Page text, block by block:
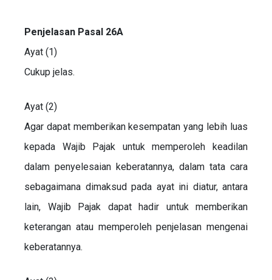
Penjelasan Pasal 26A
Ayat (1)
Cukup jelas.
Ayat (2)
Agar dapat memberikan kesempatan yang lebih luas
kepada Wajib Pajak untuk memperoleh keadilan
dalam penyelesaian keberatannya, dalam tata cara
sebagaimana dimaksud pada ayat ini diatur, antara
lain, Wajib Pajak dapat hadir untuk memberikan
keterangan atau memperoleh penjelasan mengenai
keberatannya.